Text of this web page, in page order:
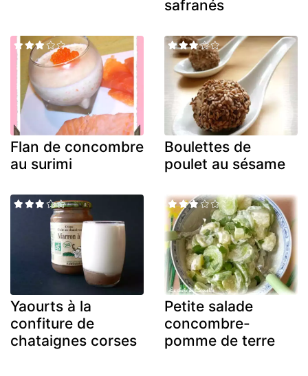
safranés
Flan de concombre
au surimi
Boulettes de
poulet au sésame
Yaourts à la
confiture de
chataignes corses
Petite salade
concombre-
pomme de terre